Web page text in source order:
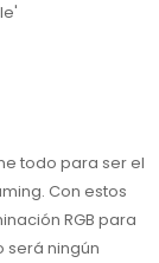
todo para ser el
Con estos
RGB para
será ningún